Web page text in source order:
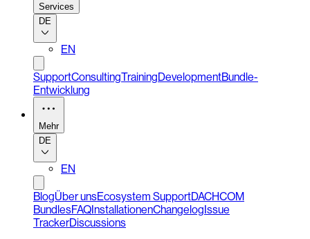
Services
DE
EN
SupportConsultingTrainingDevelopmentBundle-
Entwicklung
Mehr
DE
EN
BlogÜber unsEcosystem SupportDACHCOM
BundlesFAQInstallationenChangelogIssue
TrackerDiscussions